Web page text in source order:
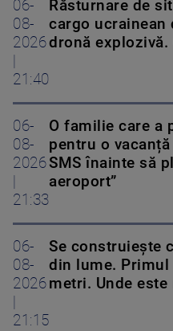
06-
08-
2026
21:40
Răsturnare de
cargo ucrainean
dronă
06-
08-
2026
21:33
O familie care a
pentru o
SMS înainte să
aeroport”
06-
08-
2026
21:15
Se construiește
din lume.
metri. Unde